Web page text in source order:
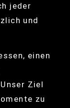
jeder
und
einen
Ziel
zu